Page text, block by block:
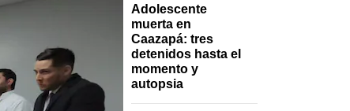
Adolescente
muerta en
Caazapá: tres
detenidos hasta el
momento y
autopsia